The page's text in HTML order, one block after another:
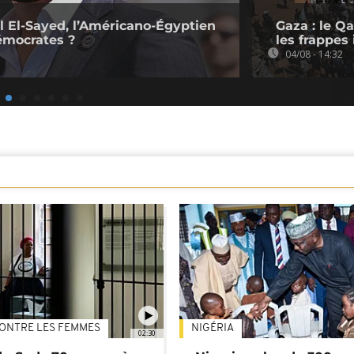
El-Sayed, l’Américano-Égyptien
?
Gaza : le
les frappes
04/08 - 14:32
02:30
LES FEMMES NIGÉRIA